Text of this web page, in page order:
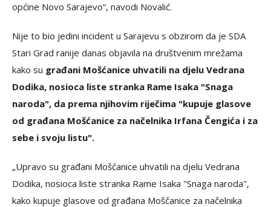
općine Novo Sarajevo“, navodi Novalić.
Nije to bio jedini incident u Sarajevu s obzirom da je SDA
Stari Grad ranije danas objavila na društvenim mrežama
kako su građani Mošćanice uhvatili na djelu Vedrana
Dodika, nosioca liste stranka Rame Isaka "Snaga
naroda", da prema njihovim riječima "kupuje glasove
od građana Mošćanice za načelnika Irfana Čengića i za
sebe i svoju listu".
„Upravo su građani Mošćanice uhvatili na djelu Vedrana
Dodika, nosioca liste stranka Rame Isaka "Snaga naroda",
kako kupuje glasove od građana Moščanice za načelnika